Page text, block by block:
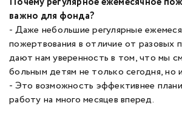
важно для фонда?
- Даже небольшие регулярные
пожертвования в отличие от разовых
дают нам уверенность в том, что мы
больным детям не только сегодня, но
- Это возможность эффективнее
работу на много месяцев вперед.